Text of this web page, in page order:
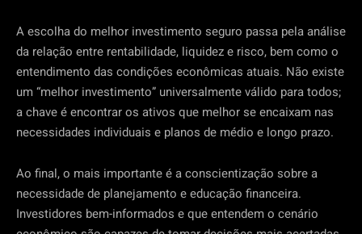
A escolha do melhor investimento seguro passa pela análise
da relação entre rentabilidade, liquidez e risco, bem como o
entendimento das condições econômicas atuais. Não existe
um “melhor investimento” universalmente válido para todos;
a chave é encontrar os ativos que melhor se encaixam nas
necessidades individuais e planos de médio e longo prazo.
Ao final, o mais importante é a conscientização sobre a
necessidade de planejamento e educação financeira.
Investidores bem-informados e que entendem o cenário